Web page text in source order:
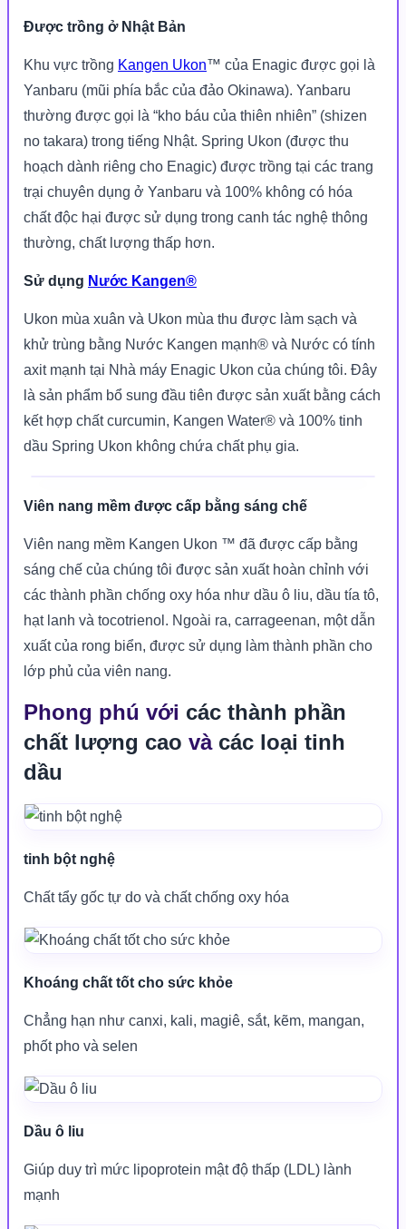
Được trồng ở Nhật Bản
Khu vực trồng Kangen Ukon™ của Enagic được gọi là
Yanbaru (mũi phía bắc của đảo Okinawa). Yanbaru
thường được gọi là “kho báu của thiên nhiên” (shizen
no takara) trong tiếng Nhật. Spring Ukon (được thu
hoạch dành riêng cho Enagic) được trồng tại các trang
trại chuyên dụng ở Yanbaru và 100% không có hóa
chất độc hại được sử dụng trong canh tác nghệ thông
thường, chất lượng thấp hơn.
Sử dụng Nước Kangen®
Ukon mùa xuân và Ukon mùa thu được làm sạch và
khử trùng bằng Nước Kangen mạnh® và Nước có tính
axit mạnh tại Nhà máy Enagic Ukon của chúng tôi. Đây
là sản phẩm bổ sung đầu tiên được sản xuất bằng cách
kết hợp chất curcumin, Kangen Water® và 100% tinh
dầu Spring Ukon không chứa chất phụ gia.
Viên nang mềm được cấp bằng sáng chế
Viên nang mềm Kangen Ukon ™ đã được cấp bằng
sáng chế của chúng tôi được sản xuất hoàn chỉnh với
các thành phần chống oxy hóa như dầu ô liu, dầu tía tô,
hạt lanh và tocotrienol. Ngoài ra, carrageenan, một dẫn
xuất của rong biển, được sử dụng làm thành phần cho
lớp phủ của viên nang.
Phong phú với các thành phần
chất lượng cao và các loại tinh
dầu
tinh bột nghệ
Chất tẩy gốc tự do và chất chống oxy hóa
Khoáng chất tốt cho sức khỏe
Chẳng hạn như canxi, kali, magiê, sắt, kẽm, mangan,
phốt pho và selen
Dầu ô liu
Giúp duy trì mức lipoprotein mật độ thấp (LDL) lành
mạnh